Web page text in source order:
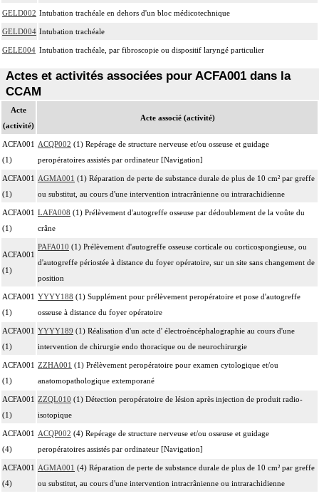
GELD002 Intubation trachéale en dehors d'un bloc médicotechnique
GELD004 Intubation trachéale
GELE004 Intubation trachéale, par fibroscopie ou dispositif laryngé particulier
Actes et activités associées pour ACFA001 dans la
CCAM
Acte
(activité)
Acte associé (activité)
ACFA001
(1)
ACQP002 (1) Repérage de structure nerveuse et/ou osseuse et guidage
peropératoires assistés par ordinateur [Navigation]
ACFA001
(1)
AGMA001 (1) Réparation de perte de substance durale de plus de 10 cm² par greffe
ou substitut, au cours d'une intervention intracrânienne ou intrarachidienne
ACFA001
(1)
LAFA008 (1) Prélèvement d'autogreffe osseuse par dédoublement de la voûte du
crâne
ACFA001
(1)
PAFA010 (1) Prélèvement d'autogreffe osseuse corticale ou corticospongieuse, ou
d'autogreffe périostée à distance du foyer opératoire, sur un site sans changement de
position
ACFA001
(1)
YYYY188 (1) Supplément pour prélèvement peropératoire et pose d'autogreffe
osseuse à distance du foyer opératoire
ACFA001
(1)
YYYY189 (1) Réalisation d'un acte d' électroéncéphalographie au cours d'une
intervention de chirurgie endo thoracique ou de neurochirurgie
ACFA001
(1)
ZZHA001 (1) Prélèvement peropératoire pour examen cytologique et/ou
anatomopathologique extemporané
ACFA001
(1)
ZZQL010 (1) Détection peropératoire de lésion après injection de produit radio-
isotopique
ACFA001
(4)
ACQP002 (4) Repérage de structure nerveuse et/ou osseuse et guidage
peropératoires assistés par ordinateur [Navigation]
ACFA001
(4)
AGMA001 (4) Réparation de perte de substance durale de plus de 10 cm² par greffe
ou substitut, au cours d'une intervention intracrânienne ou intrarachidienne